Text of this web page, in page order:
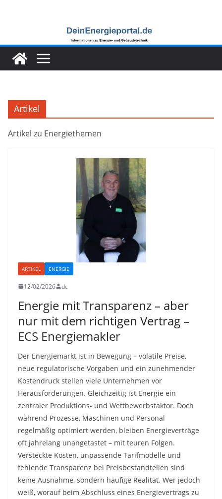
Artikel
Artikel zu Energiethemen
ARTIKEL ENERGIE
12/02/2026 dc
Energie mit Transparenz – aber
nur mit dem richtigen Vertrag –
ECS Energiemakler
Der Energiemarkt ist in Bewegung – volatile Preise,
neue regulatorische Vorgaben und ein zunehmender
Kostendruck stellen viele Unternehmen vor
Herausforderungen. Gleichzeitig ist Energie ein
zentraler Produktions- und Wettbewerbsfaktor. Doch
während Prozesse, Maschinen und Personal
regelmäßig optimiert werden, bleiben Energieverträge
oft jahrelang unangetastet – mit teuren Folgen.
Versteckte Kosten, unpassende Tarifmodelle und
fehlende Transparenz bei Preisbestandteilen sind
keine Ausnahme, sondern häufige Realität. Wer jedoch
weiß, worauf beim Abschluss eines Energievertrags zu